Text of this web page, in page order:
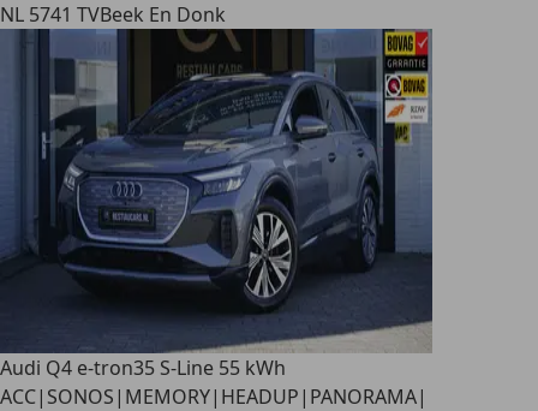
NL 5741 TVBeek En Donk
Audi Q4 e-tron35 S-Line 55 kWh
ACC|SONOS|MEMORY|HEADUP|PANORAMA|